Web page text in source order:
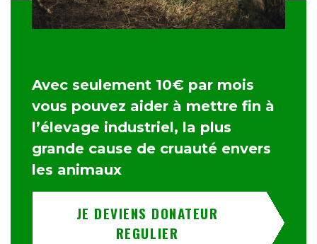
Avec seulement 10€ par mois
vous pouvez aider à mettre fin à
l’élevage industriel, la plus
grande cause de cruauté envers
les animaux
JE DEVIENS DONATEUR
REGULIER